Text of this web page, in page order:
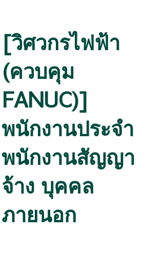
[วิศวกรไฟฟ้า
(ควบคุม
FANUC)]
พนักงานประจำ
พนักงานสัญญา
จ้าง บุคคล
ภายนอก